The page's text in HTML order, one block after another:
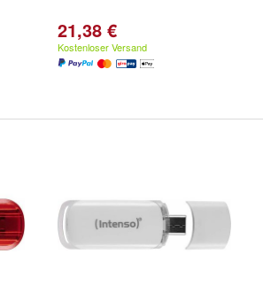
21,38 €
Kostenloser Versand